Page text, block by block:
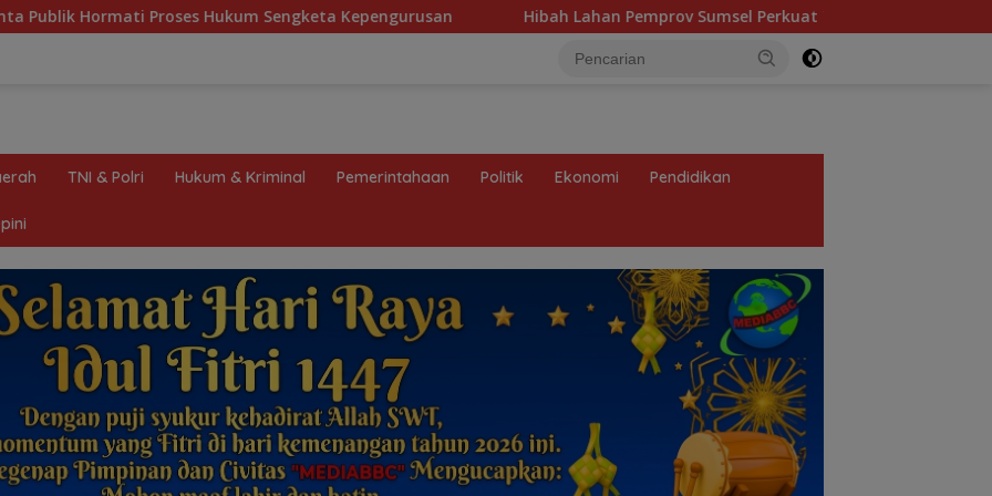
Hukum Sengketa Kepengurusan Hibah Lahan Pemprov Sumsel Perkuat Transformasi Pelayanan BPKB Polda Sumsel
TNI & Polri Hukum & Kriminal Pemerintahaan Politik Ekonomi Pendidikan